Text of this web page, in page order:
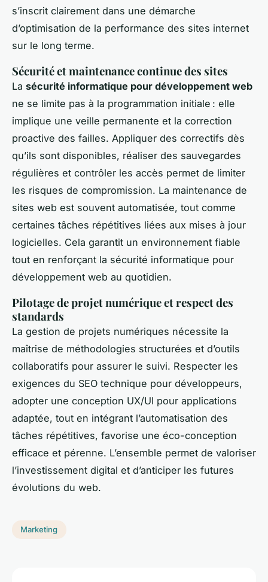
s’inscrit clairement dans une démarche
d’optimisation de la performance des sites internet
sur le long terme.
Sécurité et maintenance continue des sites
La sécurité informatique pour développement web
ne se limite pas à la programmation initiale : elle
implique une veille permanente et la correction
proactive des failles. Appliquer des correctifs dès
qu’ils sont disponibles, réaliser des sauvegardes
régulières et contrôler les accès permet de limiter
les risques de compromission. La maintenance de
sites web est souvent automatisée, tout comme
certaines tâches répétitives liées aux mises à jour
logicielles. Cela garantit un environnement fiable
tout en renforçant la sécurité informatique pour
développement web au quotidien.
Pilotage de projet numérique et respect des
standards
La gestion de projets numériques nécessite la
maîtrise de méthodologies structurées et d’outils
collaboratifs pour assurer le suivi. Respecter les
exigences du SEO technique pour développeurs,
adopter une conception UX/UI pour applications
adaptée, tout en intégrant l’automatisation des
tâches répétitives, favorise une éco-conception
efficace et pérenne. L’ensemble permet de valoriser
l’investissement digital et d’anticiper les futures
évolutions du web.
Marketing